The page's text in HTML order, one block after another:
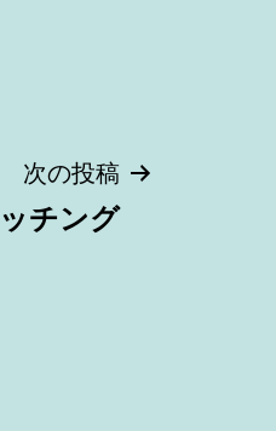
次の投稿
チング